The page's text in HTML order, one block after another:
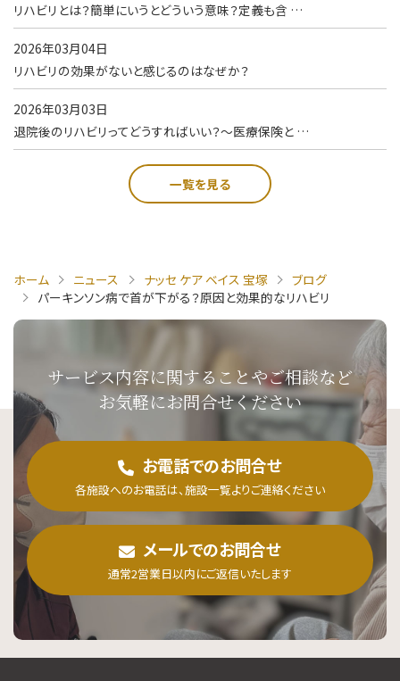
リハビリとは？簡単にいうとどういう意味？定義も含 …
2026年03月04日
リハビリの効果がないと感じるのはなぜか？
2026年03月03日
退院後のリハビリってどうすればいい？～医療保険と …
一覧を見る
ホーム ニュース ナッセ ケア ベイス 宝塚
ブログ
パーキンソン病で首が下がる？原因と効果的なリハビリ
サービス内容に関することやご相談など
お気軽にお問合せください
お電話でのお問合せ
各施設へのお電話は、施設一覧よりご連絡ください
メールでのお問合せ
通常2営業日以内にご返信いたします